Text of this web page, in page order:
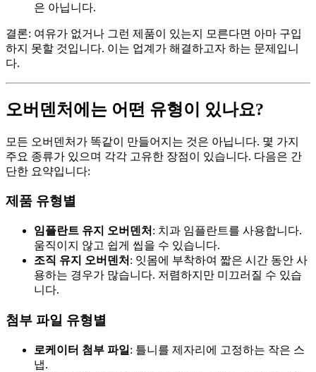
은 아닙니다.
결론: 여유가 없거나 그런 제품이 있는지 모른다면 아마 구입
하지 못할 것입니다. 이는 업계가 해결하고자 하는 문제입니
다.
오버덴처에는 어떤 유형이 있나요?
모든 오버덴처가 똑같이 만들어지는 것은 아닙니다. 몇 가지
주요 종류가 있으며 각각 고유한 장점이 있습니다. 다음은 간
단한 요약입니다:
제품 유형별
임플란트 유지 오버덴처 : 치과 임플란트를 사용합니다.
움직이지 않고 쉽게 씹을 수 있습니다.
조직 유지 오버덴처 : 잇몸에 부착하여 짧은 시간 동안 사
용하는 경우가 많습니다. 저렴하지만 미끄러질 수 있습
니다.
첨부 파일 유형별
로케이터 첨부 파일 : 틀니를 제자리에 고정하는 작은 스
냅.